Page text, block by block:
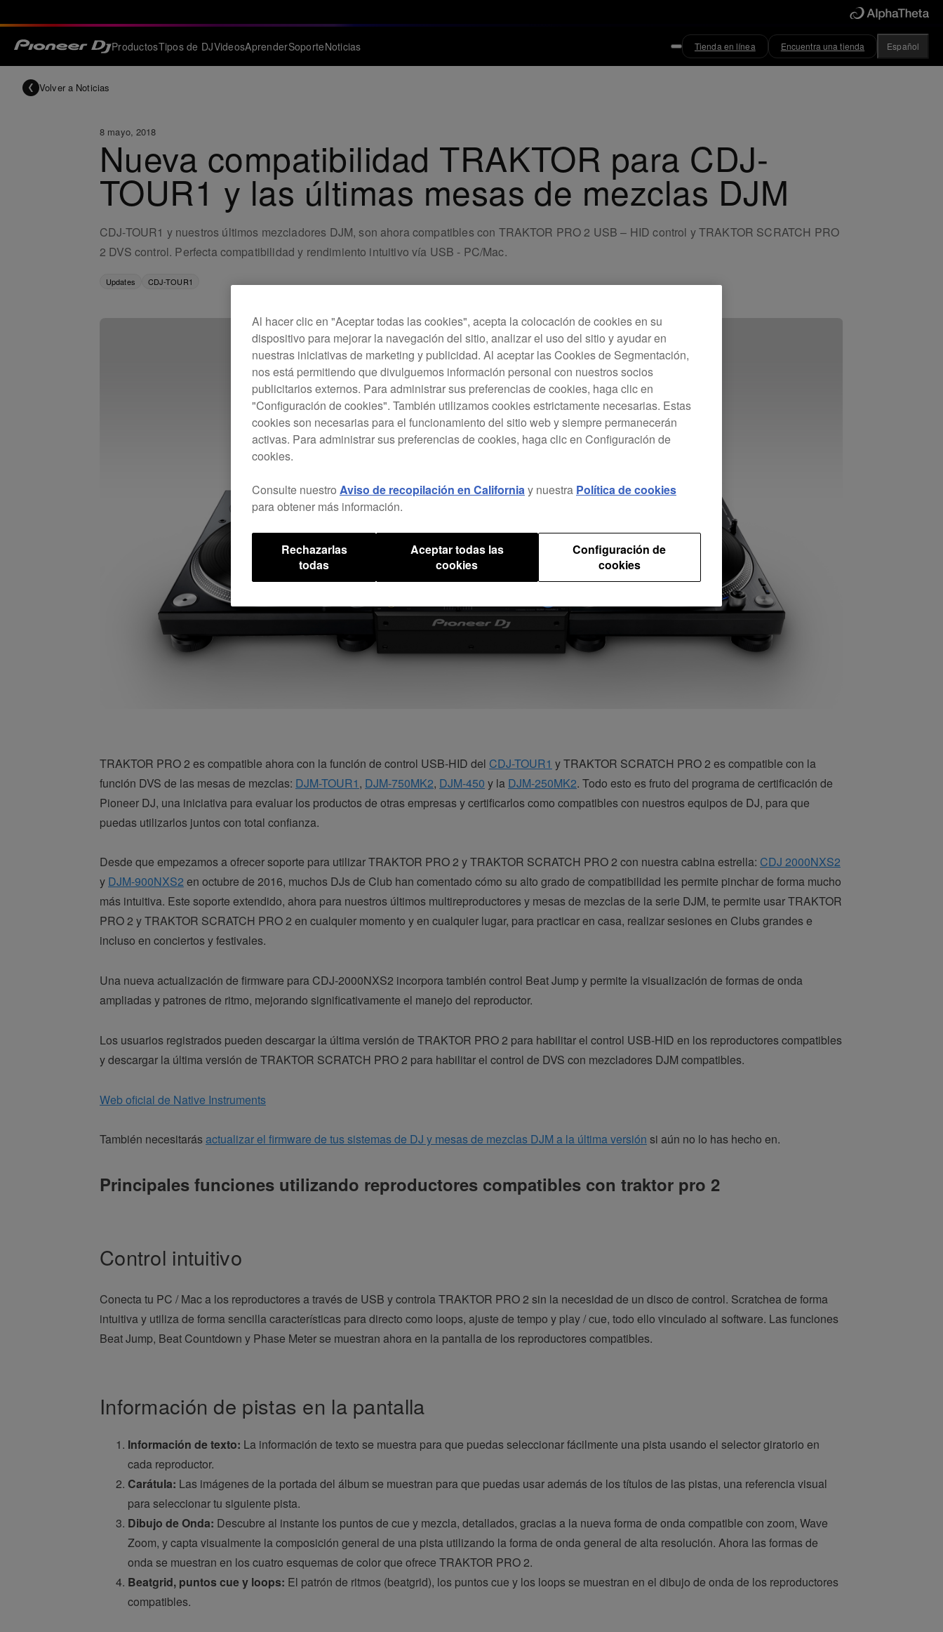
ProductosTipos de DJVideosAprenderSoporteNoticias Tienda en línea Encuentra una tienda Español
Volver a Noticias
8 mayo, 2018
Nueva compatibilidad TRAKTOR para CDJ-
TOUR1 y las últimas mesas de mezclas DJM
CDJ-TOUR1 y nuestros últimos mezcladores DJM, son ahora compatibles con TRAKTOR PRO 2 USB – HID control y TRAKTOR SCRATCH PRO
2 DVS control. Perfecta compatibilidad y rendimiento intuitivo vía USB - PC/Mac.
Updates CDJ-TOUR1
TRAKTOR PRO 2 es compatible ahora con la función de control USB-HID del CDJ-TOUR1 y TRAKTOR SCRATCH PRO 2 es compatible con la
función DVS de las mesas de mezclas: DJM-TOUR1, DJM-750MK2, DJM-450 y la DJM-250MK2. Todo esto es fruto del programa de certificación de
Pioneer DJ, una iniciativa para evaluar los productos de otras empresas y certificarlos como compatibles con nuestros equipos de DJ, para que
puedas utilizarlos juntos con total confianza.
Desde que empezamos a ofrecer soporte para utilizar TRAKTOR PRO 2 y TRAKTOR SCRATCH PRO 2 con nuestra cabina estrella: CDJ 2000NXS2
y DJM-900NXS2 en octubre de 2016, muchos DJs de Club han comentado cómo su alto grado de compatibilidad les permite pinchar de forma mucho
más intuitiva. Este soporte extendido, ahora para nuestros últimos multireproductores y mesas de mezclas de la serie DJM, te permite usar TRAKTOR
PRO 2 y TRAKTOR SCRATCH PRO 2 en cualquier momento y en cualquier lugar, para practicar en casa, realizar sesiones en Clubs grandes e
incluso en conciertos y festivales.
Una nueva actualización de firmware para CDJ-2000NXS2 incorpora también control Beat Jump y permite la visualización de formas de onda
ampliadas y patrones de ritmo, mejorando significativamente el manejo del reproductor.
Los usuarios registrados pueden descargar la última versión de TRAKTOR PRO 2 para habilitar el control USB-HID en los reproductores compatibles
y descargar la última versión de TRAKTOR SCRATCH PRO 2 para habilitar el control de DVS con mezcladores DJM compatibles.
Web oficial de Native Instruments
También necesitarásactualizar el firmware de tus sistemas de DJ y mesas de mezclas DJM a la última versión si aún no lo has hecho en.
Principales funciones utilizando reproductores compatibles con traktor pro 2
Control intuitivo
Conecta tu PC / Mac a los reproductores a través de USB y controla TRAKTOR PRO 2 sin la necesidad de un disco de control. Scratchea de forma
intuitiva y utiliza de forma sencilla características para directo como loops, ajuste de tempo y play / cue, todo ello vinculado al software. Las funciones
Beat Jump, Beat Countdown y Phase Meter se muestran ahora en la pantalla de los reproductores compatibles.
Información de pistas en la pantalla
Información de texto: La información de texto se muestra para que puedas seleccionar fácilmente una pista usando el selector giratorio en
cada reproductor.
Carátula: Las imágenes de la portada del álbum se muestran para que puedas usar además de los títulos de las pistas, una referencia visual
para seleccionar tu siguiente pista.
Dibujo de Onda: Descubre al instante los puntos de cue y mezcla, detallados, gracias a la nueva forma de onda compatible con zoom, Wave
Zoom, y capta visualmente la composición general de una pista utilizando la forma de onda general de alta resolución. Ahora las formas de
onda se muestran en los cuatro esquemas de color que ofrece TRAKTOR PRO 2.
Beatgrid, puntos cue y loops: El patrón de ritmos (beatgrid), los puntos cue y los loops se muestran en el dibujo de onda de los reproductores
compatibles.
Al hacer clic en "Aceptar todas las cookies", acepta la colocación de cookies en su
dispositivo para mejorar la navegación del sitio, analizar el uso del sitio y ayudar en
nuestras iniciativas de marketing y publicidad. Al aceptar las Cookies de Segmentación,
nos está permitiendo que divulguemos información personal con nuestros socios
publicitarios externos. Para administrar sus preferencias de cookies, haga clic en
"Configuración de cookies". También utilizamos cookies estrictamente necesarias. Estas
cookies son necesarias para el funcionamiento del sitio web y siempre permanecerán
activas. Para administrar sus preferencias de cookies, haga clic en Configuración de
cookies.
Consulte nuestro Aviso de recopilación en Californiay nuestra Política de cookies
para obtener más información.
Configuración de
cookies
Rechazarlas
todas
Aceptar todas las
cookies